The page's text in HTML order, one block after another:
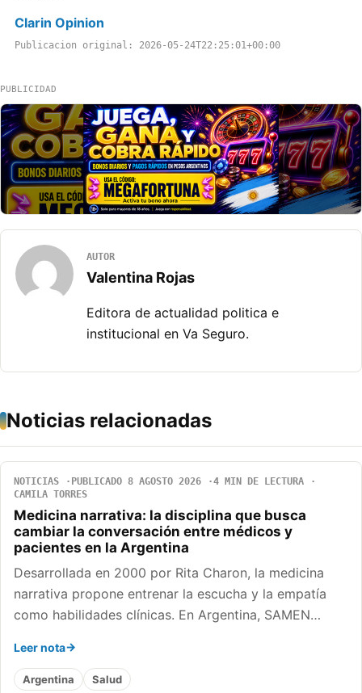
Clarin Opinion
Publicacion original: 2026-05-24T22:25:01+00:00
PUBLICIDAD
AUTOR
Valentina Rojas
Editora de actualidad politica e
institucional en Va Seguro.
Noticias relacionadas
NOTICIAS PUBLICADO 8 AGOSTO 2026
4 MIN DE LECTURA
CAMILA TORRES
Medicina narrativa: la disciplina que busca
cambiar la conversación entre médicos y
pacientes en la Argentina
Desarrollada en 2000 por Rita Charon, la medicina
narrativa propone entrenar la escucha y la empatía
como habilidades clínicas. En Argentina, SAMEN…
Leer nota
Argentina Salud